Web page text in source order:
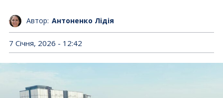
Автор: Антоненко Лідія
7 Січня, 2026 - 12:42